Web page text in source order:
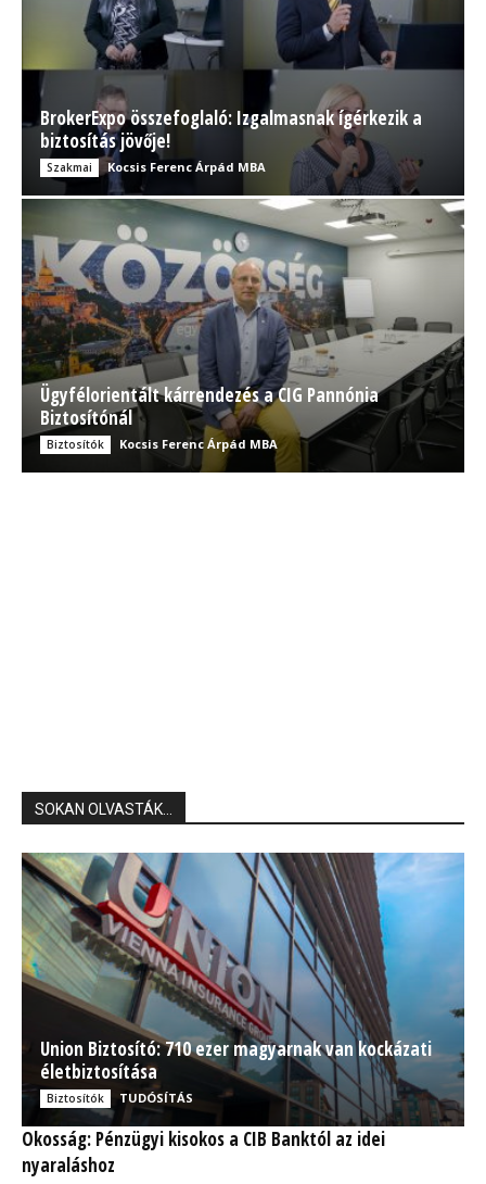
BrokerExpo összefoglaló: Izgalmasnak ígérkezik a
biztosítás jövője!
Szakmai Kocsis Ferenc Árpád MBA
Ügyfélorientált kárrendezés a CIG Pannónia
Biztosítónál
Biztosítók Kocsis Ferenc Árpád MBA
SOKAN OLVASTÁK...
Union Biztosító: 710 ezer magyarnak van kockázati
életbiztosítása
Biztosítók TUDÓSÍTÁS
Okosság: Pénzügyi kisokos a CIB Banktól az idei
nyaraláshoz